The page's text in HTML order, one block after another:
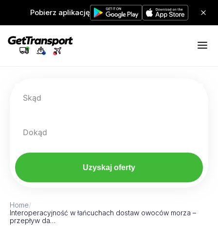
Pobierz aplikację
Skąd
Dokąd
Uzyskaj oferty
Home/
Interoperacyjność w łańcuchach dostaw owoców morza –
przepływ da…